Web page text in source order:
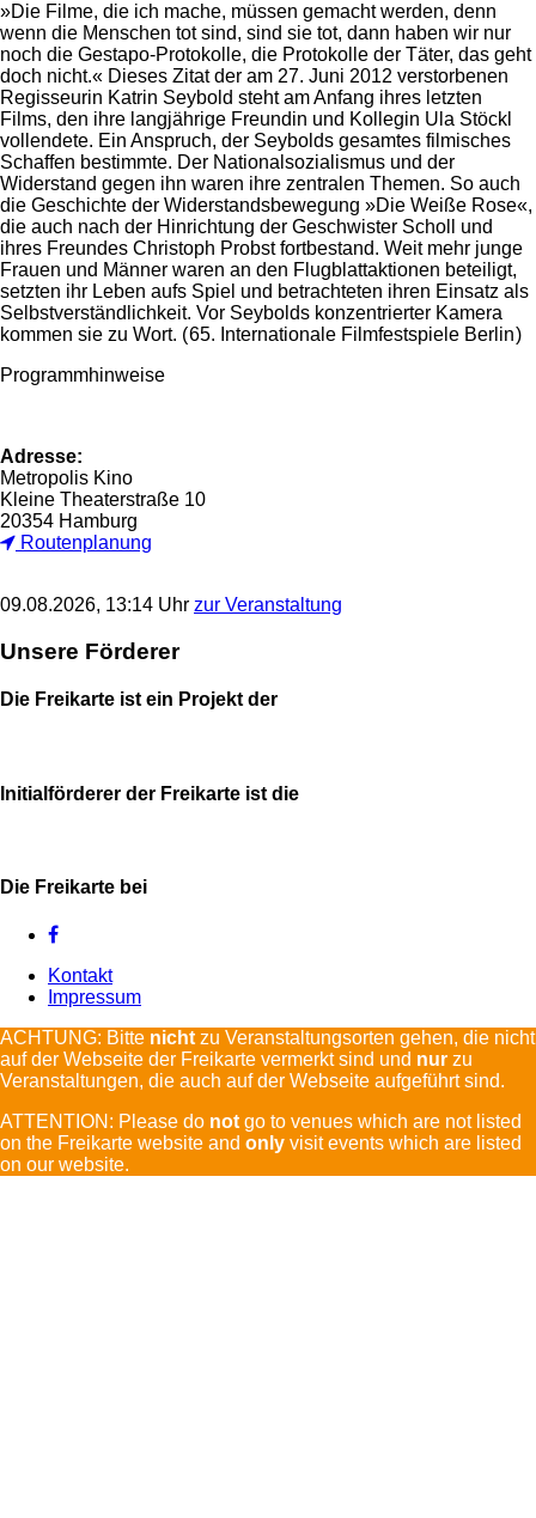
»Die Filme, die ich mache, müssen gemacht werden, denn
wenn die Menschen tot sind, sind sie tot, dann haben wir nur
noch die Gestapo-Protokolle, die Protokolle der Täter, das geht
doch nicht.« Dieses Zitat der am 27. Juni 2012 verstorbenen
Regisseurin Katrin Seybold steht am Anfang ihres letzten
Films, den ihre langjährige Freundin und Kollegin Ula Stöckl
vollendete. Ein Anspruch, der Seybolds gesamtes filmisches
Schaffen bestimmte. Der Nationalsozialismus und der
Widerstand gegen ihn waren ihre zentralen Themen. So auch
die Geschichte der Widerstandsbewegung »Die Weiße Rose«,
die auch nach der Hinrichtung der Geschwister Scholl und
ihres Freundes Christoph Probst fortbestand. Weit mehr junge
Frauen und Männer waren an den Flugblattaktionen beteiligt,
setzten ihr Leben aufs Spiel und betrachteten ihren Einsatz als
Selbstverständlichkeit. Vor Seybolds konzentrierter Kamera
kommen sie zu Wort. ( 65. Internationale Filmfestspiele Berlin )
Programmhinweise
Adresse:
Metropolis Kino
Kleine Theaterstraße 10
20354 Hamburg
Routenplanung
09.08.2026, 13:14 Uhr zur Veranstaltung
Unsere Förderer
Die Freikarte ist ein Projekt der
Initialförderer der Freikarte ist die
Die Freikarte bei
Kontakt
Impressum
ACHTUNG: Bitte nicht zu Veranstaltungsorten gehen, die nicht
auf der Webseite der Freikarte vermerkt sind und nur zu
Veranstaltungen, die auch auf der Webseite aufgeführt sind.
ATTENTION: Please do not go to venues which are not listed
on the Freikarte website and only visit events which are listed
on our website.